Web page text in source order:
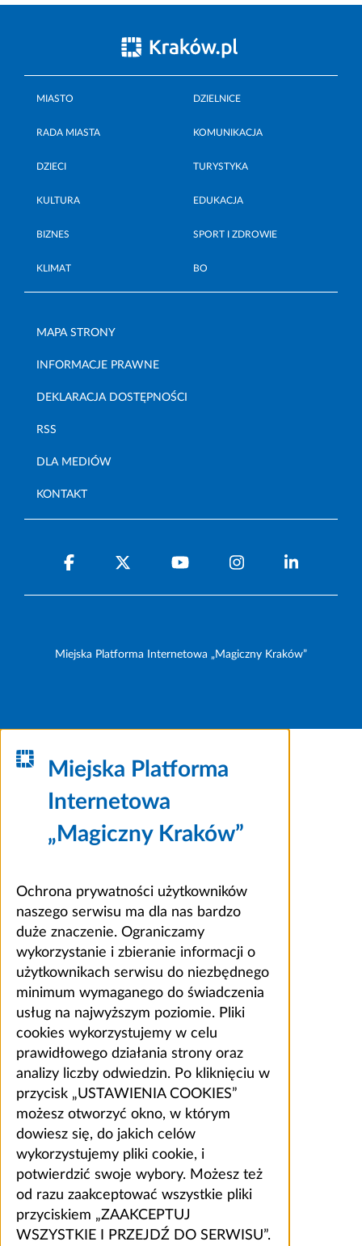
MIASTO DZIELNICE
RADA MIASTA KOMUNIKACJA
DZIECI TURYSTYKA
KULTURA EDUKACJA
BIZNES SPORT I ZDROWIE
KLIMAT BO
MAPA STRONY
INFORMACJE PRAWNE
DEKLARACJA DOSTĘPNOŚCI
RSS
DLA MEDIÓW
KONTAKT
Miejska Platforma Internetowa „Magiczny Kraków”
Miejska Platforma
Internetowa
„Magiczny Kraków”
Ochrona prywatności użytkowników
naszego serwisu ma dla nas bardzo
duże znaczenie. Ograniczamy
wykorzystanie i zbieranie informacji o
użytkownikach serwisu do niezbędnego
minimum wymaganego do świadczenia
usług na najwyższym poziomie. Pliki
cookies wykorzystujemy w celu
prawidłowego działania strony oraz
analizy liczby odwiedzin. Po kliknięciu w
przycisk „USTAWIENIA COOKIES”
możesz otworzyć okno, w którym
dowiesz się, do jakich celów
wykorzystujemy pliki cookie, i
potwierdzić swoje wybory. Możesz też
od razu zaakceptować wszystkie pliki
przyciskiem „ZAAKCEPTUJ
WSZYSTKIE I PRZEJDŹ DO SERWISU”.